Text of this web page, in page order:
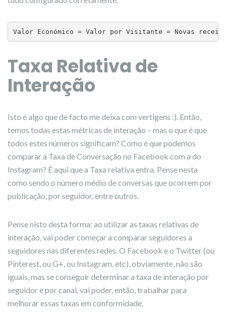
Valor Económico = Valor por Visitante = Novas
Taxa Relativa de
Interação
Isto é algo que de facto me deixa com vertigens :). Então,
temos todas estas métricas de interação – mas o que é que
todos estes números significam? Como é que podemos
comparar a Taxa de Conversação no Facebook com a do
Instagram? É aqui que a Taxa relativa entra. Pense nesta
como sendo o número médio de conversas que ocorrem por
publicação, por seguidor, entre outros.
Pense nisto desta forma: ao utilizar as taxas relativas de
interação, vai poder começar a comparar seguidores a
seguidores nas diferentes redes. O Facebook e o Twitter (ou
Pinterest, ou G+, ou Instagram, etc), obviamente, não são
iguais, mas se conseguir determinar a taxa de interação por
seguidor e por canal, vai poder, então, trabalhar para
melhorar essas taxas em conformidade.